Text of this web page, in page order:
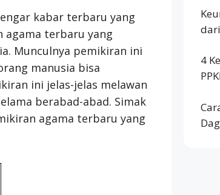
kabar terbaru yang
agama terbaru yang
Munculnya pemikiran ini
manusia bisa
ini jelas-jelas melawan
berabad-abad. Simak
agama terbaru yang
4